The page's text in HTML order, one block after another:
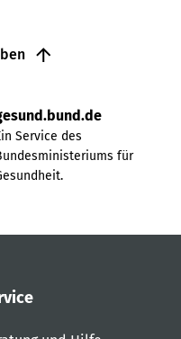
Service des
für